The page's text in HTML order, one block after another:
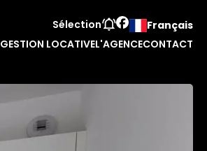
Sélection
Français
GESTION LOCATIVEL'AGENCECONTACT